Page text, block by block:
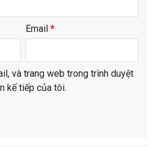
Email *
và trang web trong trình duyệt
kế tiếp của tôi.